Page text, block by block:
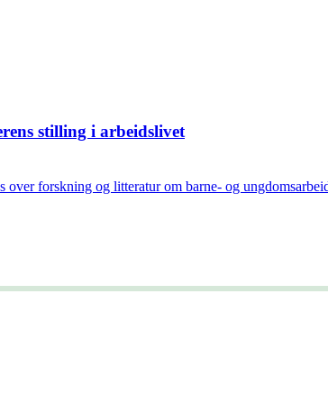
stilling i arbeidslivet
over forskning og litteratur om barne- og